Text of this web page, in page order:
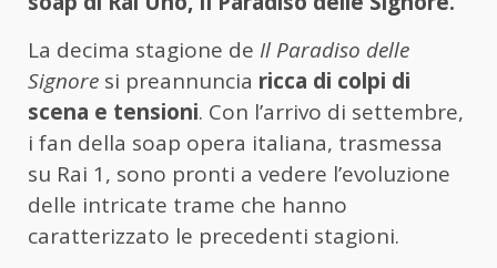
La decima stagione de Il Paradiso delle
Signore si preannuncia ricca di colpi di
scena e tensioni. Con l’arrivo di settembre,
i fan della soap opera italiana, trasmessa
su Rai 1, sono pronti a vedere l’evoluzione
delle intricate trame che hanno
caratterizzato le precedenti stagioni.